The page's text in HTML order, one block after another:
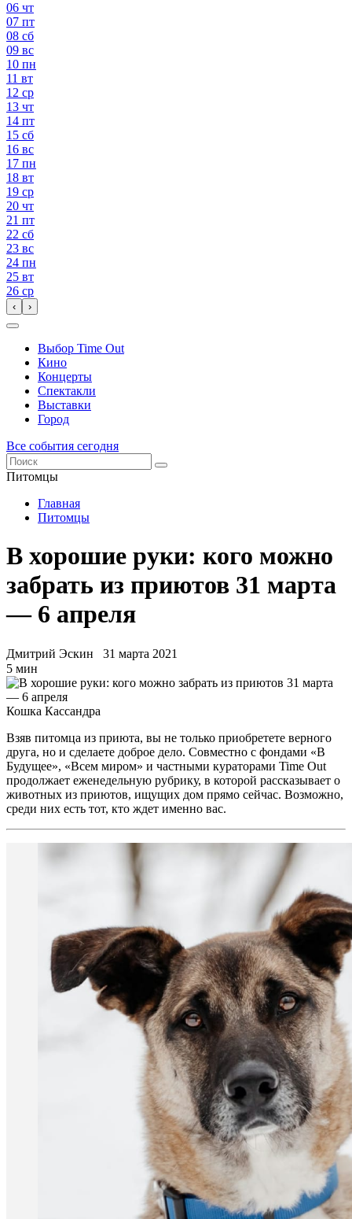
06 чт
07 пт
08 сб
09 вс
10 пн
11 вт
12 ср
13 чт
14 пт
15 сб
16 вс
17 пн
18 вт
19 ср
20 чт
21 пт
22 сб
23 вс
24 пн
25 вт
26 ср
‹ ›
Выбор Time Out
Кино
Концерты
Спектакли
Выставки
Город
Все события сегодня
Питомцы
Главная
Питомцы
В хорошие руки: кого можно
забрать из приютов 31 марта
— 6 апреля
Дмитрий Эскин
31 марта 2021
5 мин
Кошка Кассандра
Взяв питомца из приюта, вы не только приобретете верного
друга, но и сделаете доброе дело. Совместно с фондами «В
Будущее», «Всем миром» и частными кураторами Time Out
продолжает еженедельную рубрику, в которой рассказывает о
животных из приютов, ищущих дом прямо сейчас. Возможно,
среди них есть тот, кто ждет именно вас.